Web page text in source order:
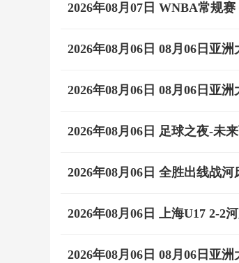
2026年08月07日 WNBA常规
2026年08月06日 08月06日亚
2026年08月06日 08月06日亚
2026年08月06日 足球之夜-未
2026年08月06日 全胜出线战
2026年08月06日 上海U17 2-2
2026年08月06日 08月06日亚